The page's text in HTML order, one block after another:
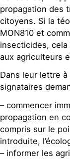
propagation des
citoyens. Si la
MON810 et
insecticides,
aux agriculteurs
Dans leur lettre
signataires
– commencer
propagation en
compris sur le
introduite,
– informer les